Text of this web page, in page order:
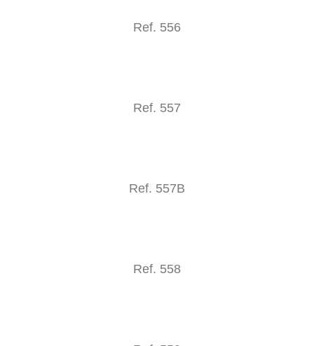
Ref. 556
Ref. 557
Ref. 557B
Ref. 558